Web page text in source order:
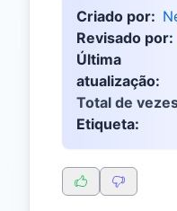
Criado por:
Revisado por:
Última
atualização:
Total de
Etiqueta: